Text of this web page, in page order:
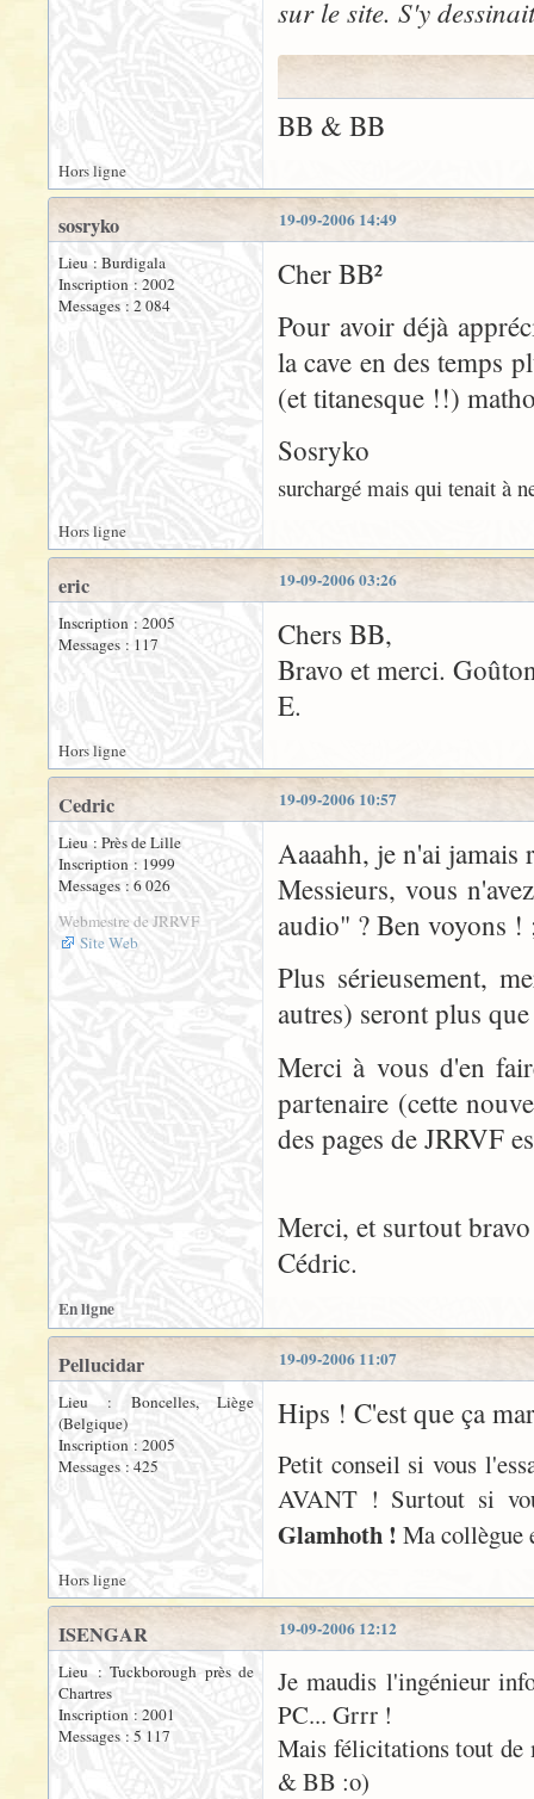
sur le site. S'y
BB & BB
Hors ligne
19-09-2006 14:49
sosryko
Lieu : Burdigala
Inscription : 2002
Messages : 2 084
Cher BB²
Pour avoir déjà
la cave en des temps
(et titanesque !!)
Sosryko
surchargé mais qui tenait à
Hors ligne
19-09-2006 03:26
eric
Inscription : 2005
Messages : 117
Chers BB,
Bravo et merci.
E.
Hors ligne
19-09-2006 10:57
Cedric
Lieu : Près de Lille
Inscription : 1999
Messages : 6 026
Webmestre de JRRVF
Site Web
Aaaahh, je n'ai jamais
Messieurs, vous
audio" ? Ben voyons !
Plus sérieusement,
autres) seront plus
Merci à vous d'en
partenaire (cette
des pages de JRRVF
Merci, et surtout
Cédric.
En ligne
19-09-2006 11:07
Pellucidar
Lieu : Boncelles, Liège
(Belgique)
Inscription : 2005
Messages : 425
Hips ! C'est que ça
Petit conseil si vous
AVANT ! Surtout si
Glamhoth ! Ma collègue
Hors ligne
19-09-2006 12:12
ISENGAR
Lieu : Tuckborough près de
Chartres
Inscription : 2001
Messages : 5 117
Je maudis l'ingénieur
PC... Grrr !
Mais félicitations tout de
& BB :o)